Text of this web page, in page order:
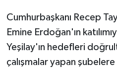
Cumhurbaşkanı Recep
Emine Erdoğan'ın
Yeşilay'ın hedefleri
çalışmalar yapan